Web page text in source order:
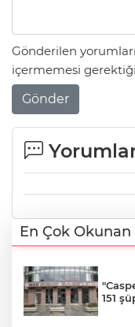
Gönderilen
içermemesi
Gönder
En Çok
151